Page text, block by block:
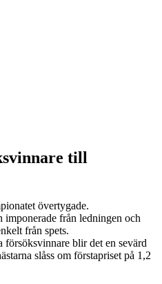
till
övertygade.
imponerade från ledningen och
från spets.
försöksvinnare blir det en sevärd
slåss om förstapriset på 1,2